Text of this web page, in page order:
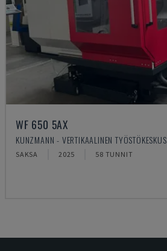
WF 650 5AX
KUNZMANN - VERTIKAALINEN TYÖSTÖKESKUS
SAKSA 2025 58 TUNNIT